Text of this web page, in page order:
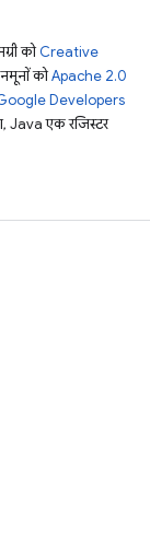
कोCreative
कोApache 2.0
Developers
Java एक रजिस्टर